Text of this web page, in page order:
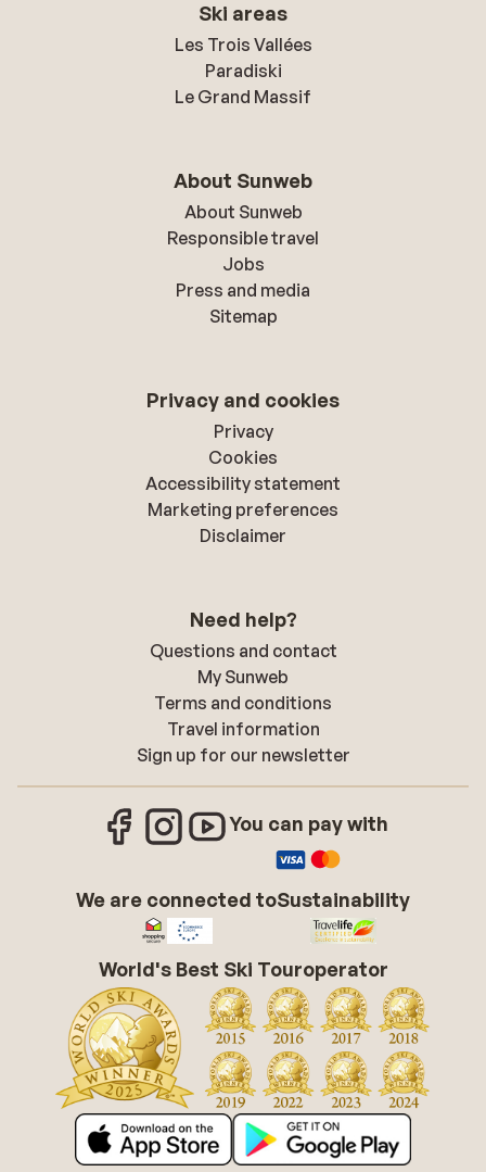
Ski areas
Les Trois Vallées
Paradiski
Le Grand Massif
About Sunweb
About Sunweb
Responsible travel
Jobs
Press and media
Sitemap
Privacy and cookies
Privacy
Cookies
Accessibility statement
Marketing preferences
Disclaimer
Need help?
Questions and contact
My Sunweb
Terms and conditions
Travel information
Sign up for our newsletter
You can pay with
We are connected toSustainability
World's Best Ski Touroperator